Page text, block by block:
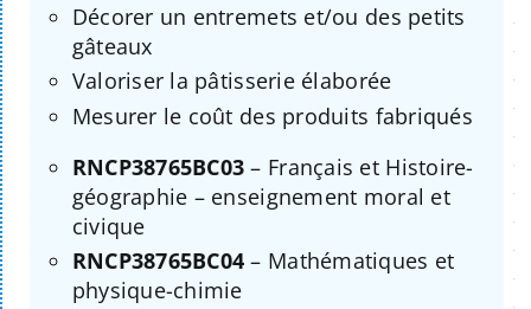
Décorer un entremets et/ou des petits
gâteaux
Valoriser la pâtisserie élaborée
Mesurer le coût des produits fabriqués
RNCP38765BC03 – Français et Histoire-
géographie – enseignement moral et
civique
RNCP38765BC04 – Mathématiques et
physique-chimie